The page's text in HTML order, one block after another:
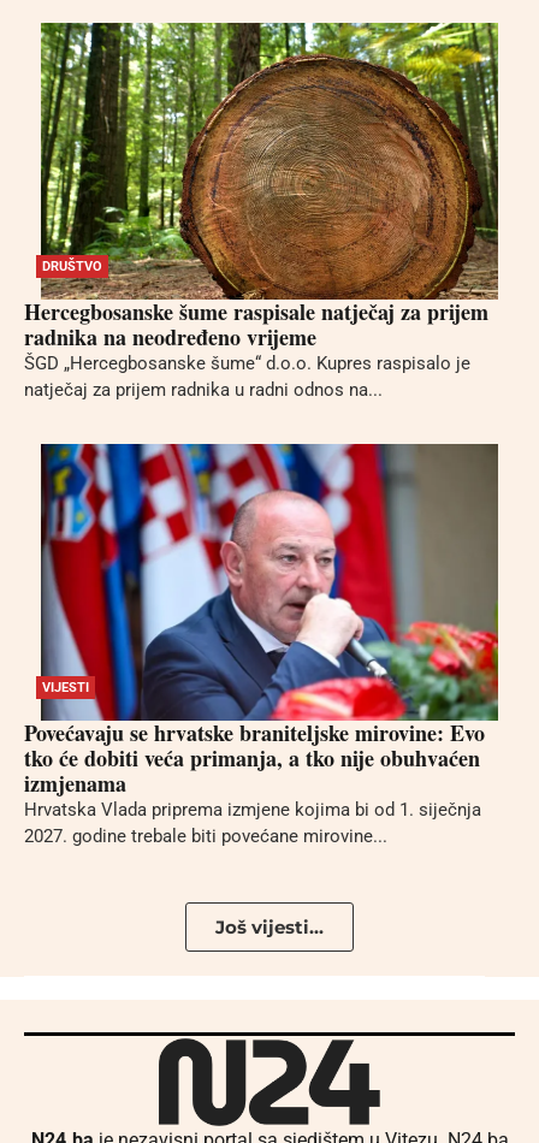
DRUŠTVO
Hercegbosanske šume raspisale natječaj za prijem
radnika na neodređeno vrijeme
ŠGD „Hercegbosanske šume“ d.o.o. Kupres raspisalo je
natječaj za prijem radnika u radni odnos na...
VIJESTI
Povećavaju se hrvatske braniteljske mirovine: Evo
tko će dobiti veća primanja, a tko nije obuhvaćen
izmjenama
Hrvatska Vlada priprema izmjene kojima bi od 1. siječnja
2027. godine trebale biti povećane mirovine...
Još vijesti...